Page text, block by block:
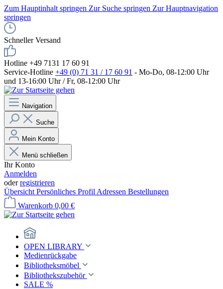
Zum Hauptinhalt springen Zur Suche springen Zur Hauptnavigation
springen
Schneller Versand
Hotline +49 7131 17 60 91
Service-Hotline +49 (0) 71 31 / 17 60 91 - Mo-Do, 08-12:00 Uhr
und 13-16:00 Uhr / Fr, 08-12:00 Uhr
Navigation
Suche
Mein Konto
Menü schließen
Ihr Konto
Anmelden
oderregistrieren
Übersicht Persönliches Profil Adressen Bestellungen
Warenkorb 0,00 €
OPEN LIBRARY
Medienrückgabe
Bibliotheksmöbel
Bibliothekszubehör
SALE %